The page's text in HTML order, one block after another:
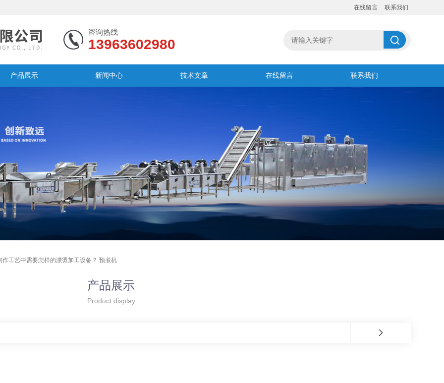
在线留言 联系我们
咨询热线
13963602980
产品展示 新闻中心 技术文章 在线留言 联系我们
工艺中需要怎样的漂烫加工设备？ 预煮机
产品展示
Product display